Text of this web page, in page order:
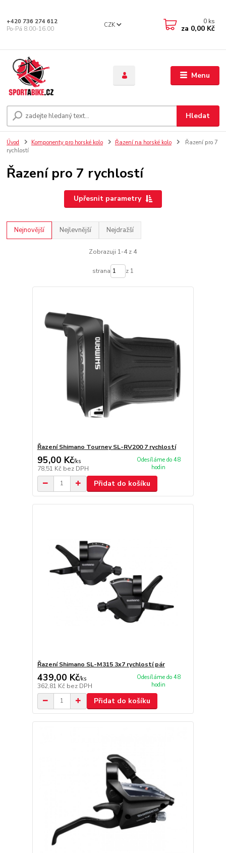
Menu
CZK
Hledat
+420 736 274 612
Po-Pá 8.00-16.00
0 ks
za 0,00 Kč
Úvod Komponenty pro horské kolo Řazení na horské kolo
Řazení pro 7
rychlostí
Řazení pro 7 rychlostí
Upřesnit parametry
Nejnovější Nejlevnější Nejdražší
Zobrazuji 1-4 z 4
strana z 1
Řazení Shimano Tourney SL-RV200 7 rychlostí
95,00 Kč/ks
78,51 Kč bez DPH
Odesíláme do 48
hodin
Přidat do košíku
Řazení Shimano SL-M315 3x7 rychlostí pár
439,00 Kč/ks
362,81 Kč bez DPH
Odesíláme do 48
hodin
Přidat do košíku